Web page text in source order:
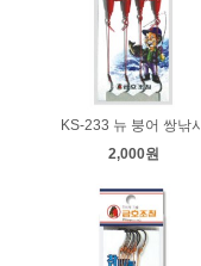
KS-233 뉴 붕어 쌍낚시
2,000원